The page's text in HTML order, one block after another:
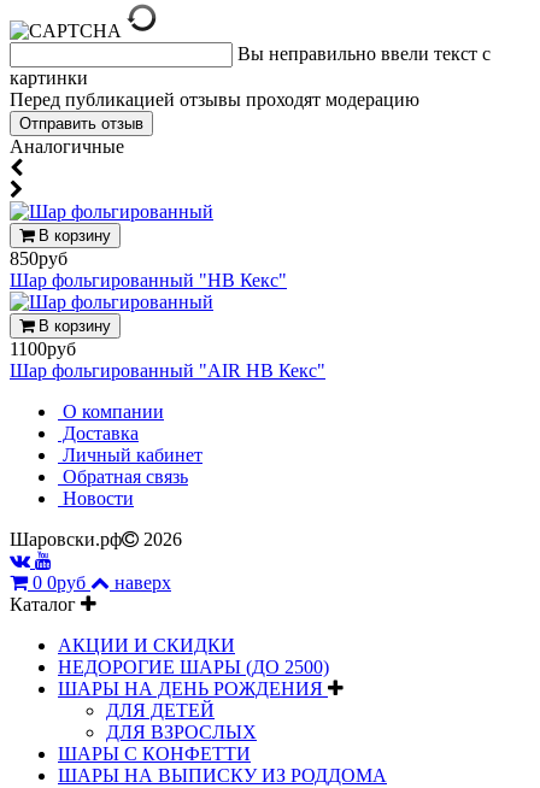
Вы неправильно ввели текст с
картинки
Перед публикацией отзывы проходят модерацию
Аналогичные
В корзину
850руб
Шар фольгированный "HB Кекс"
В корзину
1100руб
Шар фольгированный "AIR HB Кекс"
О компании
Доставка
Личный кабинет
Обратная связь
Новости
Шаровски.рф
2026
0 0руб
наверх
Каталог
АКЦИИ И СКИДКИ
НЕДОРОГИЕ ШАРЫ (ДО 2500)
ШАРЫ НА ДЕНЬ РОЖДЕНИЯ
ДЛЯ ДЕТЕЙ
ДЛЯ ВЗРОСЛЫХ
ШАРЫ С КОНФЕТТИ
ШАРЫ НА ВЫПИСКУ ИЗ РОДДОМА